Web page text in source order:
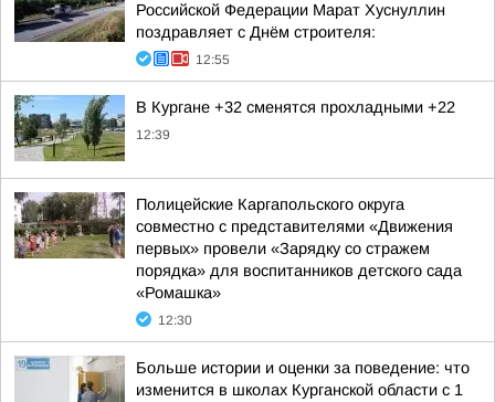
Российской Федерации Марат Хуснуллин
поздравляет с Днём строителя:
12:55
В Кургане +32 сменятся прохладными +22
12:39
Полицейские Каргапольского округа
совместно с представителями «Движения
первых» провели «Зарядку со стражем
порядка» для воспитанников детского сада
«Ромашка»
12:30
Больше истории и оценки за поведение: что
изменится в школах Курганской области с 1